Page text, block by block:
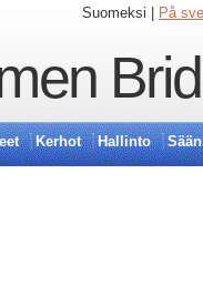
Suomeksi | På
Kerhot Hallinto